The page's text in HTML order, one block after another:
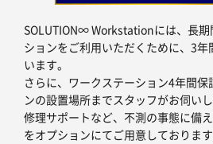
SOLUTION∞ Workstationには、長期
ションをご利用いただくために、3
います。
さらに、ワークステーション4年間保
ンの設置場所までスタッフがお伺い
修理サポートなど、不測の事態に備
をオプションにてご用意しております